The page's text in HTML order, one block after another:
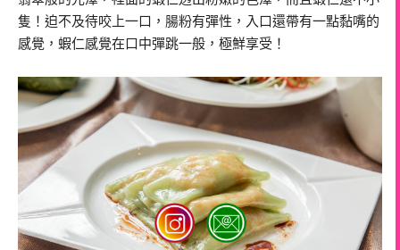
隻！迫不及待咬上一口，腸粉有彈性，入口還帶有一點黏嘴的
感覺，蝦仁感覺在口中彈跳一般，極鮮享受！